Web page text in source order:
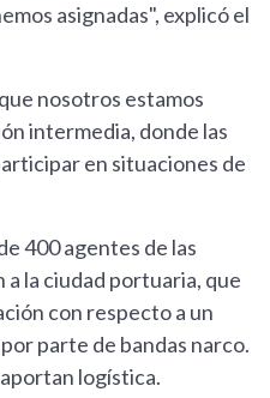
asignadas", explicó el
nosotros estamos
intermedia, donde las
en situaciones de
400 agentes de las
la ciudad portuaria, que
con respecto a un
parte de bandas narco.
logística.